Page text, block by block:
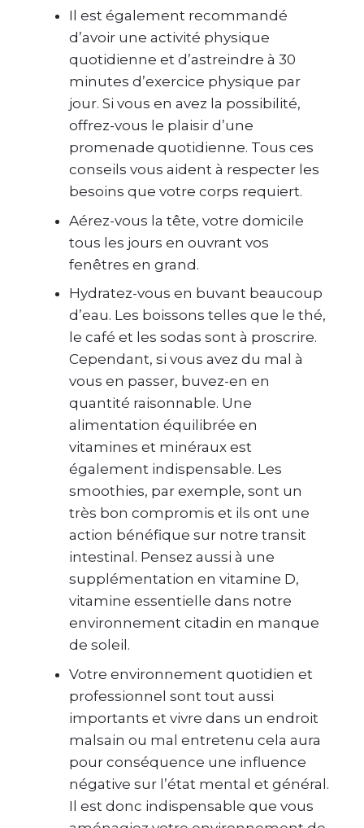
Il est également recommandé
d’avoir une activité physique
quotidienne et d’astreindre à 30
minutes d’exercice physique par
jour. Si vous en avez la possibilité,
offrez-vous le plaisir d’une
promenade quotidienne. Tous ces
conseils vous aident à respecter les
besoins que votre corps requiert.
Aérez-vous la tête, votre domicile
tous les jours en ouvrant vos
fenêtres en grand.
Hydratez-vous en buvant beaucoup
d’eau. Les boissons telles que le thé,
le café et les sodas sont à proscrire.
Cependant, si vous avez du mal à
vous en passer, buvez-en en
quantité raisonnable. Une
alimentation équilibrée en
vitamines et minéraux est
également indispensable. Les
smoothies, par exemple, sont un
très bon compromis et ils ont une
action bénéfique sur notre transit
intestinal. Pensez aussi à une
supplémentation en vitamine D,
vitamine essentielle dans notre
environnement citadin en manque
de soleil.
Votre environnement quotidien et
professionnel sont tout aussi
importants et vivre dans un endroit
malsain ou mal entretenu cela aura
pour conséquence une influence
négative sur l’état mental et général.
Il est donc indispensable que vous